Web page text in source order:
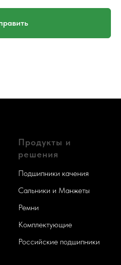
Продукты и
решения
Подшипники качения
Сальники и Манжеты
Ремни
Комплектующие
Российские подшипники